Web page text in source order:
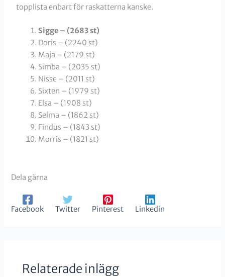
topplista enbart för raskatterna kanske.
Sigge – (2683 st)
Doris – (2240 st)
Maja – (2179 st)
Simba – (2035 st)
Nisse – (2011 st)
Sixten – (1979 st)
Elsa – (1908 st)
Selma – (1862 st)
Findus – (1843 st)
Morris – (1821 st)
Dela gärna
Facebook Twitter Pinterest Linkedin
Relaterade inlägg